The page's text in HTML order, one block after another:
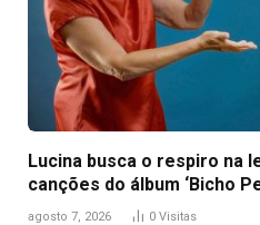
Lucina busca o respiro na
canções do álbum ‘Bicho
agosto 7, 2026 0 Visitas